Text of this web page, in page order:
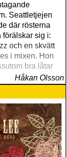
Seattletjejen
där rösterna
förälskar sig i:
och en skvätt
i mixen. Hon
bra låtar
Håkan Olsson